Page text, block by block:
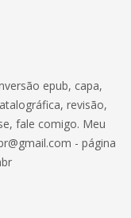
epub, capa,
revisão,
fale comigo. Meu
- página